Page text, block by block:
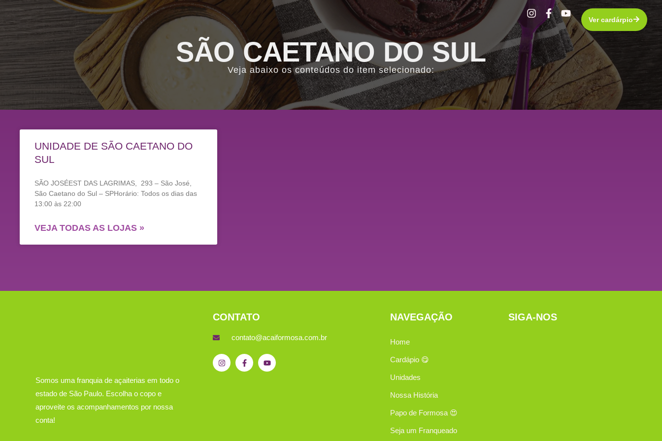
Ver cardárpio
SÃO CAETANO DO SUL
Veja abaixo os conteúdos do item selecionado:
UNIDADE DE SÃO CAETANO DO
SUL
SÃO JOSÉEST DAS LAGRIMAS, 293 – São José,
São Caetano do Sul – SPHorário: Todos os dias das
13:00 às 22:00
VEJA TODAS AS LOJAS »
Somos uma franquia de açaiterias em todo o
estado de São Paulo. Escolha o copo e
aproveite os acompanhamentos por nossa
conta!
CONTATO
contato@acaiformosa.com.br
NAVEGAÇÃO
Home
Cardápio 😋
Unidades
Nossa História
Papo de Formosa 😍
Seja um Franqueado
SIGA-NOS